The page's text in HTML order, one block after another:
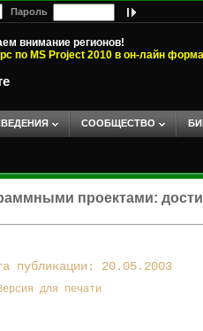
Пароль
внимание регионов!
по MS Project 2010 в он-лайн
СООБЩЕСТВО
проектами:
публикации: 20.05.2003
для печати